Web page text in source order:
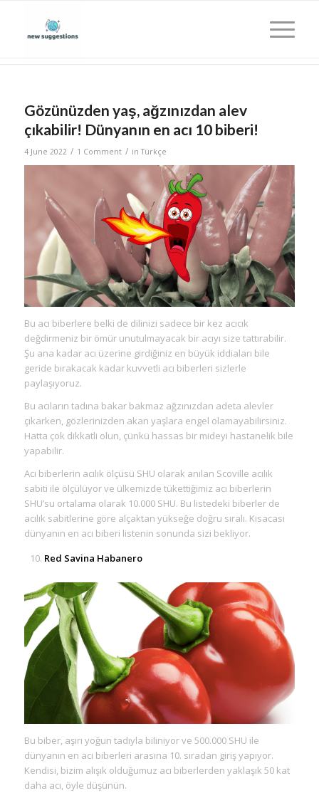
Gözünüzden yaş, ağzınızdan alev
çıkabilir! Dünyanın en acı 10 biberi!
4 June 2022 / 1 Comment / inTürkçe
Bu acı biberlere belki de dilinizi sadece bir kez acıcık
değdirmeniz bir ömür unutulmayacak bir acıyı size tattırabilir.
Şu ana kadar acı üzerine girdiğiniz en büyük iddiaları bile
geride bırakacak kadar kuvvetli acı biberleri sizlerle
paylaşıyoruz.
Bu acıların tadına bakar bakmaz ağzınızdan adeta alevler
çıkarken, gözlerinizden akan yaşlara engel olamayabilirsiniz.
Hatta çok dikkatli olun, çünkü hassas bir mideyi hastanelik bile
yapabilir.
Acı biberlerin acılık ölçüsü SHU olarak anılan Scoville acılık
sabiti ile ölçülüyor ve ülkemizde tükettiğimiz acı biberlerin
SHU’su ortalama olarak 10.000 SHU. Bu listedeki biberler de
acılık sabitlerine göre alçaktan yükseğe doğru sıralı. Kısacası
dünyanın en acı biberi listenin sonunda sizi bekliyor.
Red Savina Habanero
Bu biber, aşırı yoğun tadıyla biliniyor ve 500.000 SHU ile
dünyanın en acı biberleri arasına 10. sıradan giriş yapıyor.
Kendisi, bizim alışık olduğumuz acı biberlerden yaklaşık 50 kat
daha acı, öyle düşünün.